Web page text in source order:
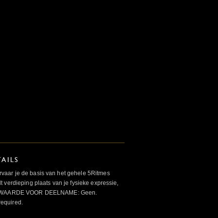
je de basis van het gehele 5Ritmes
verdieping plaats van je fysieke expressie,
VOOR DEELNAME: Geen.